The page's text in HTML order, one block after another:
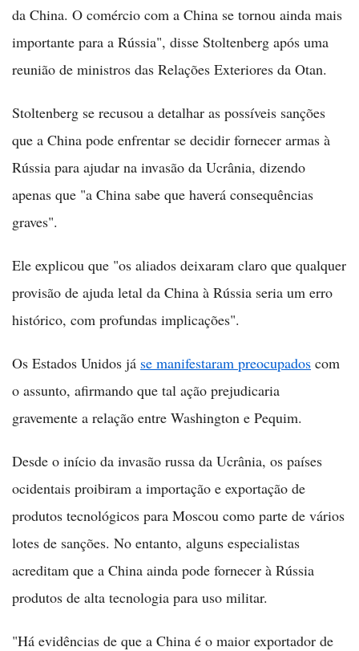
da China. O comércio com a China se tornou ainda mais
importante para a Rússia", disse Stoltenberg após uma
reunião de ministros das Relações Exteriores da Otan.
Stoltenberg se recusou a detalhar as possíveis sanções
que a China pode enfrentar se decidir fornecer armas à
Rússia para ajudar na invasão da Ucrânia, dizendo
apenas que "a China sabe que haverá consequências
graves".
Ele explicou que "os aliados deixaram claro que qualquer
provisão de ajuda letal da China à Rússia seria um erro
histórico, com profundas implicações".
Os Estados Unidos já se manifestaram preocupados com
o assunto, afirmando que tal ação prejudicaria
gravemente a relação entre Washington e Pequim.
Desde o início da invasão russa da Ucrânia, os países
ocidentais proibiram a importação e exportação de
produtos tecnológicos para Moscou como parte de vários
lotes de sanções. No entanto, alguns especialistas
acreditam que a China ainda pode fornecer à Rússia
produtos de alta tecnologia para uso militar.
"Há evidências de que a China é o maior exportador de